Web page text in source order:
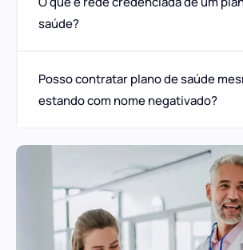
saúde?
Posso contratar plano de saúde
estando com nome negativado?